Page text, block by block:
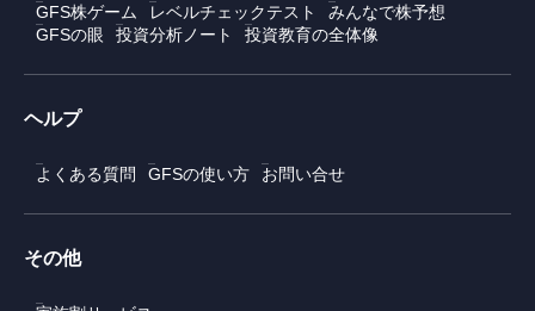
GFS株ゲーム レベルチェックテスト
みんなで株予想
GFSの眼
投資分析ノート 投資教育の全体像
ヘルプ
よくある質問 GFSの使い方 お問い合せ
その他